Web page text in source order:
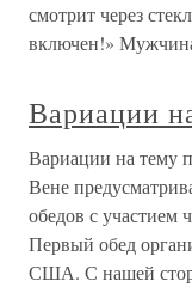
смотрит через
включен!»
Вариации
Вариации на тему
Вене
обедов с участием
Первый обед
США. С нашей